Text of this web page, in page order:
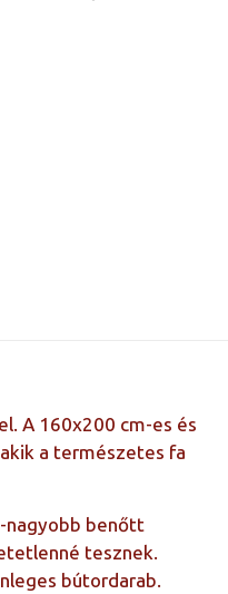
A 160x200 cm-es és
a természetes fa
nagyobb benőtt
tesznek.
bútordarab.